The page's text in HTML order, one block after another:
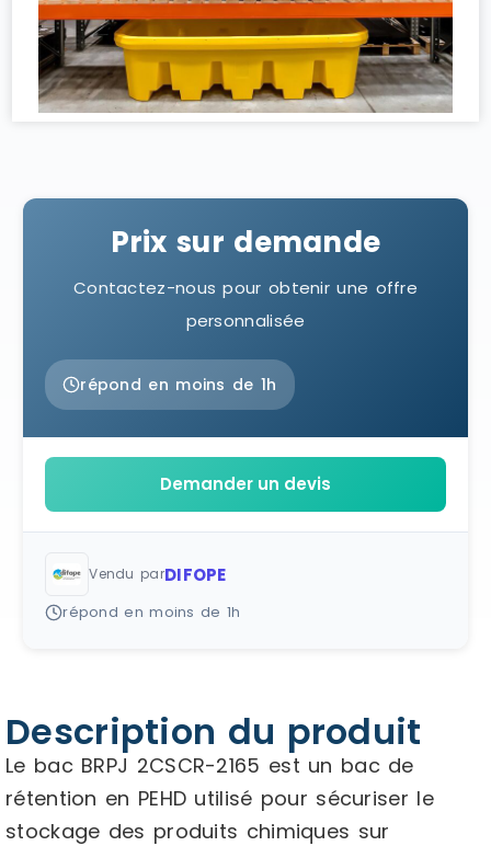
Prix sur demande
Contactez-nous pour obtenir une offre
personnalisée
répond en moins de 1h
Demander un devis
Vendu parDIFOPE
répond en moins de 1h
Description du produit
Le bac BRPJ 2CSCR-2165 est un bac de
rétention en PEHD utilisé pour sécuriser le
stockage des produits chimiques sur